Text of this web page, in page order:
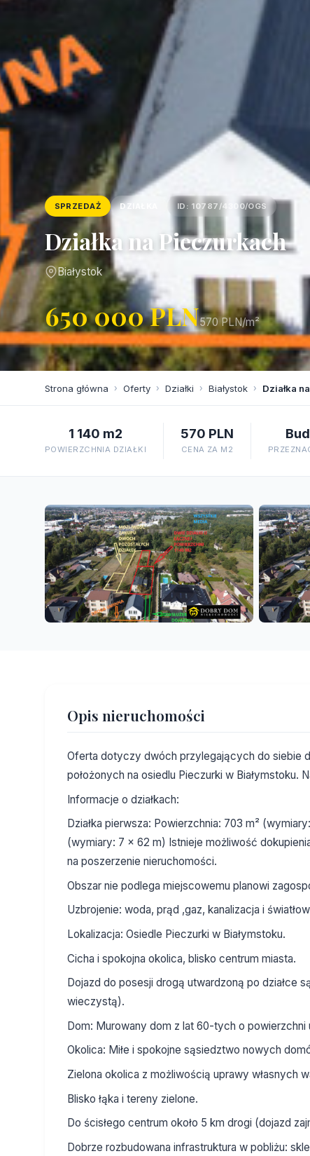
SPRZEDAŻ DZIAŁKA ID: 10787/4300/OGS
Działka na Pieczurkach
Białystok
650 000 PLN570 PLN/m²
Strona główna › Oferty › Działki › Białystok › Działka
1 140 m2
POWIERZCHNIA DZIAŁKI
570 PLN
CENA ZA M2
Opis nieruchomości
Oferta dotyczy dwóch przylegających do siebie
położonych na osiedlu Pieczurki w Białymstoku.
Informacje o działkach:
Działka pierwsza: Powierzchnia: 703 m²
(wymiary: 7 x 62 m) Istnieje możliwość
na poszerzenie nieruchomości.
Obszar nie podlega miejscowemu planowi
Uzbrojenie: woda, prąd ,gaz, kanalizacja i
Lokalizacja: Osiedle Pieczurki w Białymstoku.
Cicha i spokojna okolica, blisko centrum miasta.
Dojazd do posesji drogą utwardzoną po działce
wieczystą).
Dom: Murowany dom z lat 60-tych o powierzchni
Okolica: Miłe i spokojne sąsiedztwo nowych
Zielona okolica z możliwością uprawy własnych
Blisko łąka i tereny zielone.
Do ścisłego centrum około 5 km drogi (dojazd
Dobrze rozbudowana infrastruktura w pobliżu: